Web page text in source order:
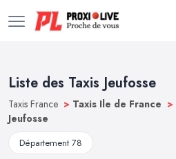
Liste des Taxis Jeufosse
Taxis France > Taxis Ile de France >
Jeufosse
Département 78